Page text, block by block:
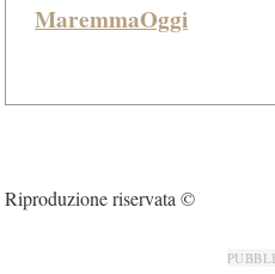
MaremmaOggi
Riproduzione riservata ©